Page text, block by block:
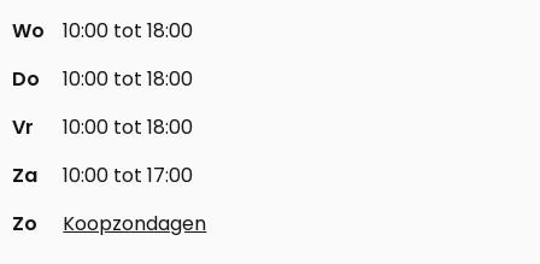
Wo
10:00 tot 18:00
Do
10:00 tot 18:00
Vr
10:00 tot 18:00
Za
10:00 tot 17:00
Zo
Koopzondagen